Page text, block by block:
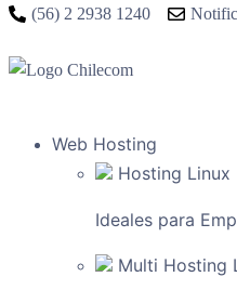
(56) 2 2938 1240
Web Hosting
Hosting Linux
Ideales para
Multi Hosting